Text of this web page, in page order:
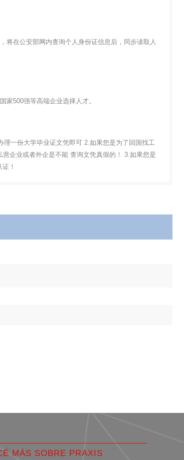
将在公安部网内查询个人身份证信息后，同步读取人
家500强等高端企业选择人才。
一份大学毕业证文凭即可 2.如果您是为了回国找工
企业或者外企是不能 查询文凭真假的！ 3.如果您是
！
MÁS SOBRE PRAXIS